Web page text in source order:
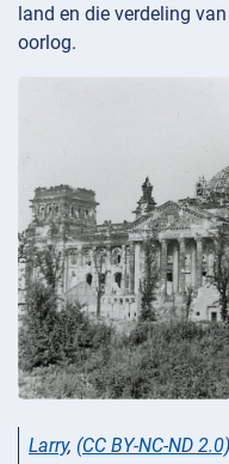
land en die verdeling
oorlog.
Larry, (CC BY-NC-ND 2.0)